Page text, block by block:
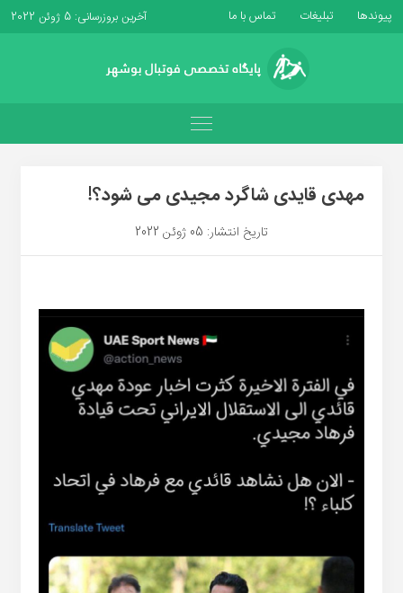
پیوندها تبلیغات تماس با ما آخرین بروزرسانی: 5 ژوئن 2022
مهدی قایدی شاگرد مجیدی می شود؟!
تاریخ انتشار: 05 ژوئن 2022